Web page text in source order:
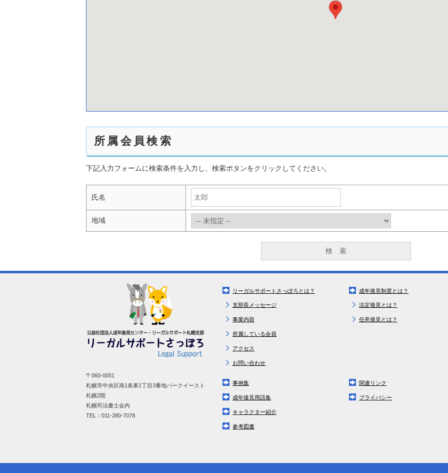
所属会員検索
下記入力フォームに検索条件を入力し、検索ボタンをクリックしてください。
氏名
地域
〒060-0051
札幌市中央区南1条東1丁目3番地パークイースト
札幌2階
札幌司法書士会内
TEL：011-280-7078
リーガルサポートさっぽろとは？
支部長メッセージ
事業内容
所属している会員
アクセス
お問い合わせ
成年後見制度とは？
法定後見とは？
任意後見とは？
事例集
成年後見用語集
キャラクター紹介
参考図書
関連リンク
プライバシー